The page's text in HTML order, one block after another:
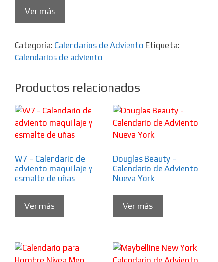
Ver más
Categoría: Calendarios de Adviento Etiqueta:
Calendarios de adviento
Productos relacionados
W7 – Calendario de
adviento maquillaje y
esmalte de uñas
Ver más
Douglas Beauty –
Calendario de Adviento
Nueva York
Ver más